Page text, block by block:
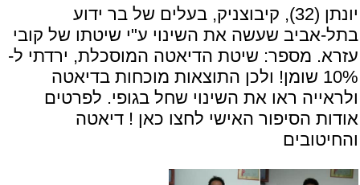
יונתן (32), קיבוצניק, בעלים של בר ידוע
בתל-אביב שעשה את השינוי ע"י שיטתו של קובי
עזרא. מספר: שיטת הדיאטה המוסכלת, ירדתי ל-
10% שומן! ולכן התוצאות מוכחות בדיאטה
ולראייה ראו את השינוי שחל בגופי. לפרטים
אודות הסיפור האישי לחצו כאן ! דיאטה
והחיטובים